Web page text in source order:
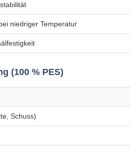
niedriger Temperatur
(100 % PES)
Schuss)